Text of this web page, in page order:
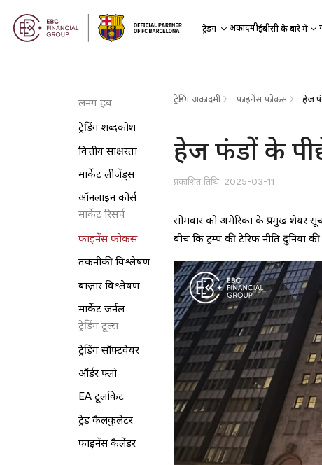
ट्रेडिंग अकादमीईबीसी के बारे में
लर्निंग हब
ट्रेडिंग शब्दकोश
वित्तीय साक्षरता
मार्केट लीजेंड्स
ऑनलाइन कोर्स
मार्केट रिसर्च
फाइनेंस फोकस
तकनीकी विश्लेषण
बाज़ार विश्लेषण
मार्केट जर्नल
ट्रेडिंग टूल्स
ट्रेडिंग सॉफ़्टवेयर
ऑर्डर फ्लो
EA टूलकिट
ट्रेड कैलकुलेटर
फाइनेंस कैलेंडर
ट्रेडिंग अकादमी फाइनेंस फोकस हेज
हेज फंडों के
प्रकाशित तिथि: 2025-03-11
सोमवार को अमेरिका के प्रमुख शेयर
बीच कि ट्रम्प की टैरिफ नीति दुनिया